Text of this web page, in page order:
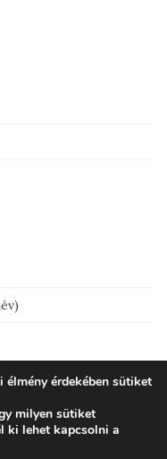
Felnőttoktatási
érdekében sütiket
milyen sütiket
ki lehet kapcsolni a